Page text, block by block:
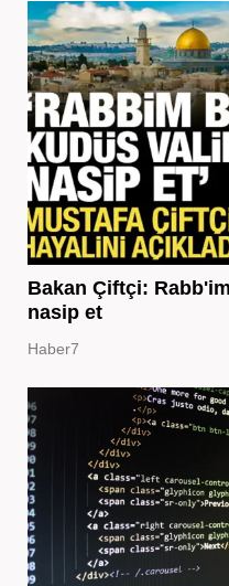
Bakan Çiftçi:
nasip et
Haber7